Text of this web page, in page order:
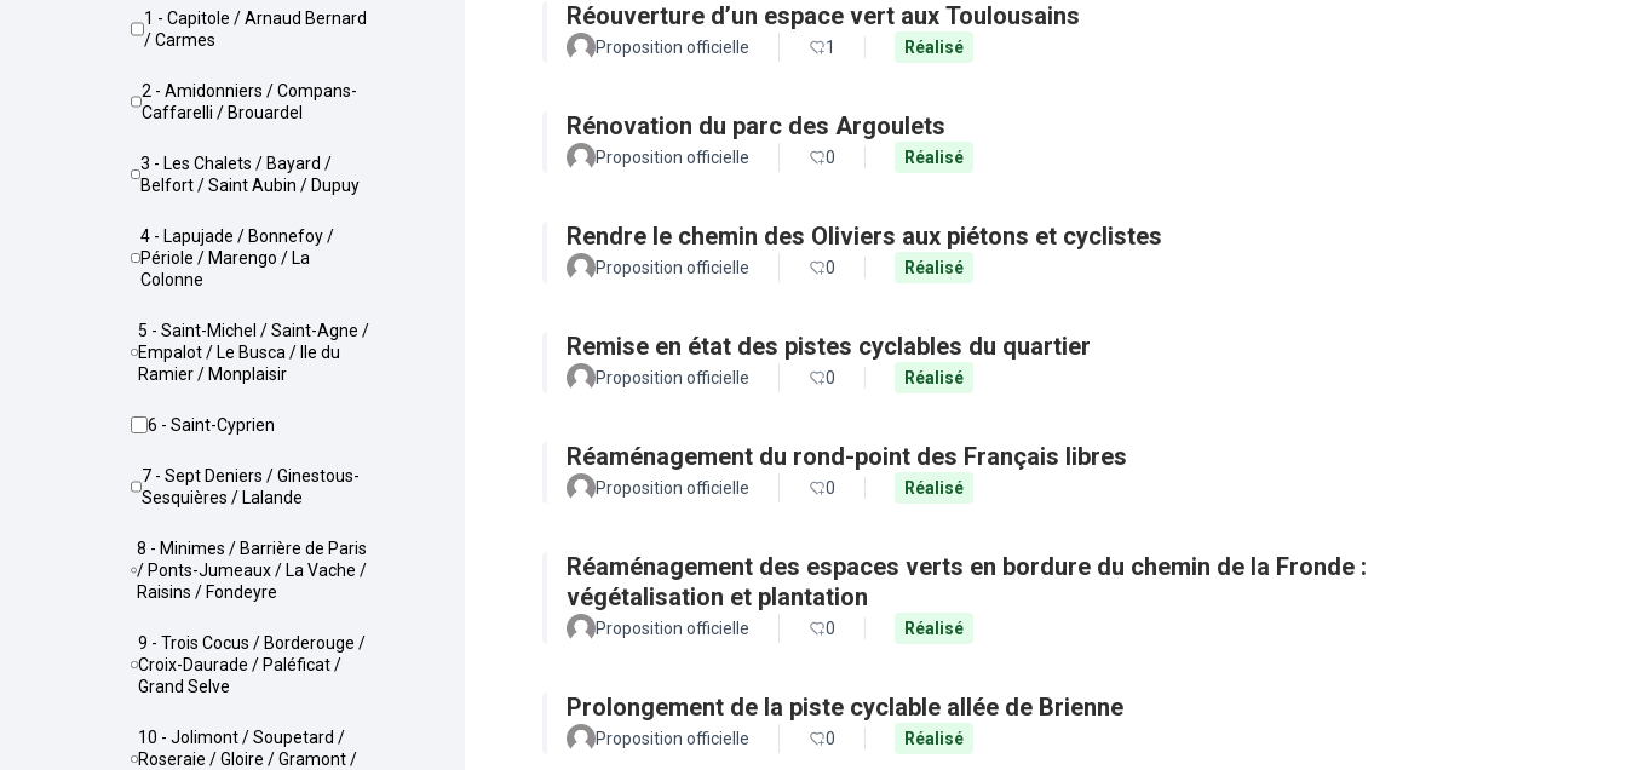
1 - Capitole / Arnaud Bernard
/ Carmes
2 - Amidonniers / Compans-
Caffarelli / Brouardel
3 - Les Chalets / Bayard /
Belfort / Saint Aubin / Dupuy
4 - Lapujade / Bonnefoy /
Périole / Marengo / La
Colonne
5 - Saint-Michel / Saint-Agne /
Empalot / Le Busca / Ile du
Ramier / Monplaisir
6 - Saint-Cyprien
7 - Sept Deniers / Ginestous-
Sesquières / Lalande
8 - Minimes / Barrière de Paris
/ Ponts-Jumeaux / La Vache /
Raisins / Fondeyre
9 - Trois Cocus / Borderouge /
Croix-Daurade / Paléficat /
Grand Selve
10 - Jolimont / Soupetard /
Roseraie / Gloire / Gramont /
Réouverture d’un espace vert aux Toulousains
Proposition officielle 1 Réalisé
Rénovation du parc des Argoulets
Proposition officielle 0 Réalisé
Rendre le chemin des Oliviers aux piétons et cyclistes
Proposition officielle 0 Réalisé
Remise en état des pistes cyclables du quartier
Proposition officielle 0 Réalisé
Réaménagement du rond-point des Français libres
Proposition officielle 0 Réalisé
Réaménagement des espaces verts en bordure du chemin de la Fronde :
végétalisation et plantation
Proposition officielle 0 Réalisé
Prolongement de la piste cyclable allée de Brienne
Proposition officielle 0 Réalisé